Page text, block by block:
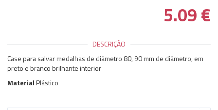
5.09€
DESCRIÇÃO
Case para salvar medalhas de diâmetro 80, 90 mm de diâmetro, em
preto e branco brilhante interior
MaterialPlástico